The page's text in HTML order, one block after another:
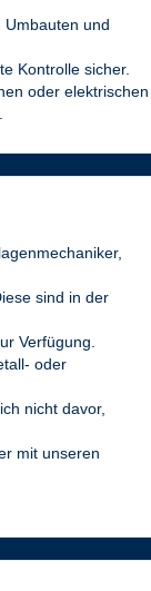
Umbauten und
Kontrolle sicher.
oder elektrischen
sind in der
Verfügung.
oder
nicht davor,
mit unseren